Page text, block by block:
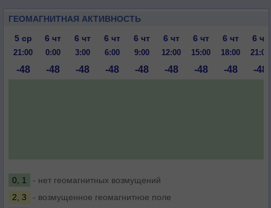
ГЕОМАГНИТНАЯ АКТИВНОСТЬ
5 ср
6 чт 6 чт 6 чт 6 чт 6 чт 6 чт 6 чт 6 чт
21:00 0:00 3:00 6:00 9:00 12:00 15:00 18:00 21:00
-48 -48 -48 -48 -48 -48 -48 -48 -48
0, 1
- нет геомагнитных возмущений
2, 3
- возмущенное геомагнитное поле